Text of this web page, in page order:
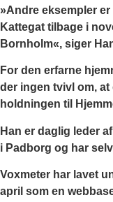
»Andre eksempler
Kattegat tilbage i
Bornholm«, siger
For den erfarne
der ingen tvivl om,
holdningen til
Han er daglig leder
i Padborg og har
Voxmeter har lavet
april som en